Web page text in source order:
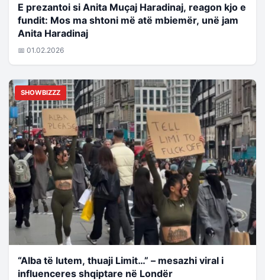
E prezantoi si Anita Muçaj Haradinaj, reagon kjo e
fundit: Mos ma shtoni më atë mbiemër, unë jam
Anita Haradinaj
📅 01.02.2026
SHOWBIZZZ
“Alba të lutem, thuaji Limit…” – mesazhi viral i
influenceres shqiptare në Londër